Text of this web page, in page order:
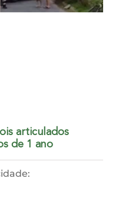
articulados
de 1 ano